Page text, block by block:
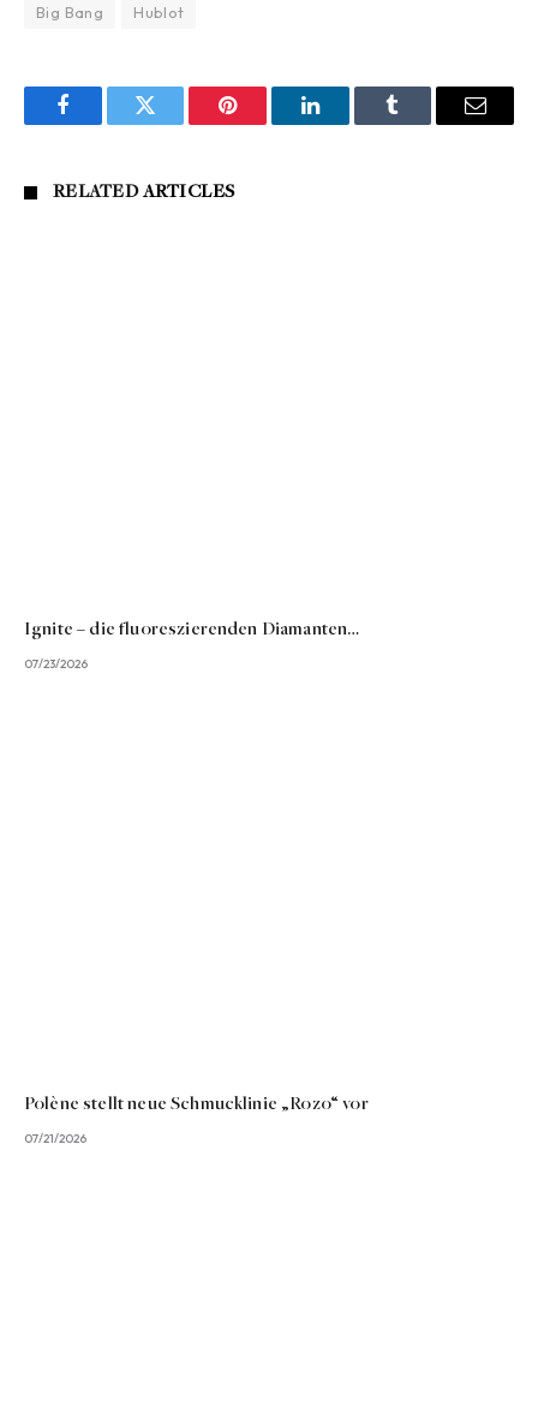
Big Bang Hublot
FacebookTwitter Pinterest LinkedInTumblr Email
RELATEDARTICLES
Ignite – die fluoreszierenden Diamanten…
07/23/2026
Polène stellt neue Schmucklinie „Rozo“ vor
07/21/2026